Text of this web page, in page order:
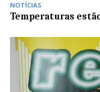
NOTÍCIAS
Temperaturas